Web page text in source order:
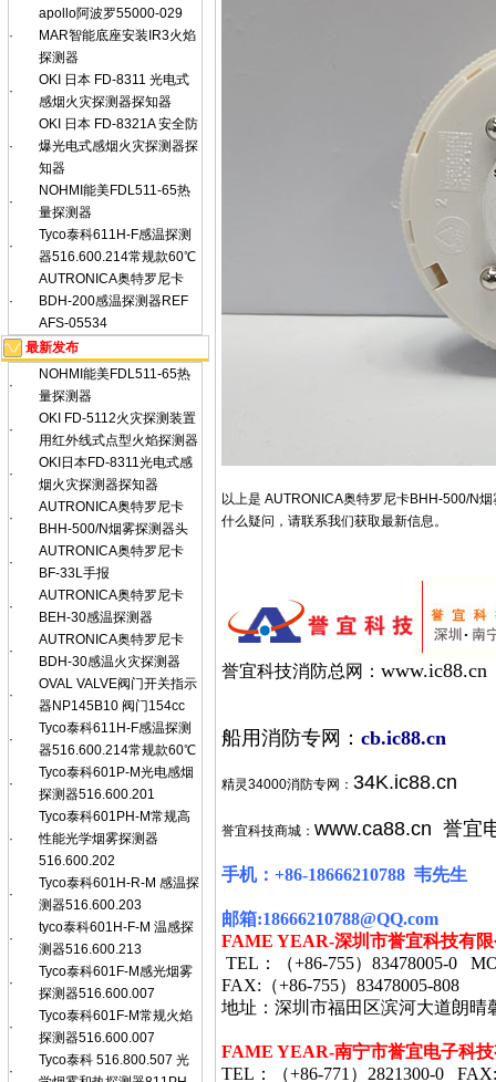
·
apollo阿波罗55000-029
MAR智能底座安装IR3火焰
探测器
·
OKI 日本 FD-8311 光电式
感烟火灾探测器探知器
·
OKI 日本 FD-8321A 安全防
爆光电式感烟火灾探测器探
知器
·
NOHMI能美FDL511-65热
量探测器
·
Tyco泰科611H-F感温探测
器516.600.214常规款60℃
·
AUTRONICA奥特罗尼卡
BDH-200感温探测器REF
AFS-05534
最新发布
·
NOHMI能美FDL511-65热
量探测器
·
OKI FD-5112火灾探测装置
用红外线式点型火焰探测器
·
OKI日本FD-8311光电式感
烟火灾探测器探知器
·
AUTRONICA奥特罗尼卡
BHH-500/N烟雾探测器头
·
AUTRONICA奥特罗尼卡
BF-33L手报
·
AUTRONICA奥特罗尼卡
BEH-30感温探测器
·
AUTRONICA奥特罗尼卡
BDH-30感温火灾探测器
·
OVAL VALVE阀门开关指示
器NP145B10 阀门154cc
·
Tyco泰科611H-F感温探测
器516.600.214常规款60℃
·
Tyco泰科601P-M光电感烟
探测器516.600.201
·
Tyco泰科601PH-M常规高
性能光学烟雾探测器
516.600.202
·
Tyco泰科601H-R-M 感温探
测器516.600.203
·
tyco泰科601H-F-M 温感探
测器516.600.213
·
Tyco泰科601F-M感光烟雾
探测器516.600.007
·
Tyco泰科601F-M常规火焰
探测器516.600.007
·
Tyco泰科 516.800.507 光
以上是 AUTRONICA奥特罗尼卡BHH-500/N
什么疑问，请联系我们获取最新信息。
誉宜科技消防总网： www.ic88.cn
船用消防专网： cb.ic88.cn
精灵34000消防专网： 34K.ic88.cn
誉宜科技商城： www.ca88.cn 誉宜
手机： +86-18666210788 韦先生
邮箱:18666210788@QQ.com
FAME YEAR-深圳市誉宜科技有
TEL ：（+86-755） 83478005-0
FAX: （+86-755） 83478005-808
地址：深圳市福田区滨河大道朗晴
FAME YEAR-南宁市誉宜电子科
TEL ：（+86-771 ） 2821300-0 FAX: